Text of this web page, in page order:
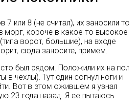
7 или 8 (не считал), их заносили то
морг, короче в какое-то высокое
ворот, большие), на входе
сюда заносите, примем.
был рядом. Положили их на пол
в чехлы). Тут один согнул ноги и
Вот в этом ожившем я узнал
23 года назад. Я ее пытаюсь